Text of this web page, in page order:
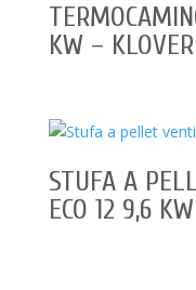
KW – KLOVER
STUFA A
ECO 12 9,6